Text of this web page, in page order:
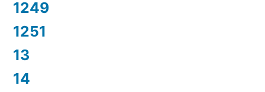
1249
1251
13
14